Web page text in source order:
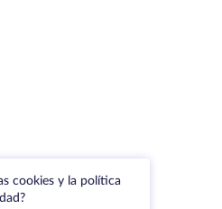
cookies y la política